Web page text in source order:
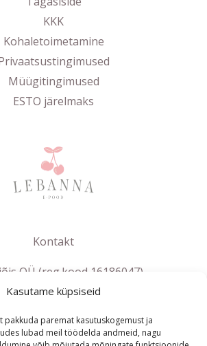
Kasutame küpsiseid
pakkuda paremat kasutuskogemust ja
lubad meil töödelda andmeid, nagu
Kontakt
OÜ (reg.kood 16186047)
info@lebanna.ee
KMKR EE102658392
KKK
Kohaletoimetamine
Müügitingimused
ESTO järelmaks